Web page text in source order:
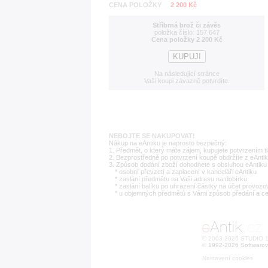
CENA POLOŽKY
2 200 Kč
Stříbrná brož či závěs
položka číslo: 157 647
Cena položky 2 200 Kč
Na následující stránce
Vaši koupi závazně potvrdíte.
NEBOJTE SE NAKUPOVAT!
Nákup na eAntiku je naprosto bezpečný:
1. Předmět, o který máte zájem, kupujete potvrzením
2. Bezprostředně po potvrzení koupě obdržíte z
3. Způsob dodání zboží dohodnete s obsluhou
* osobní převzetí a zaplacení v kanceláři eAntiku
* zaslání předmětu na Vaši adresu na dobírku
* zaslání balíku po uhrazení částky na účet
* u objemných předmětů s Vámi způsob předání a
© 2003-2026 STUDIO
1992-2026
Nastavení cookies